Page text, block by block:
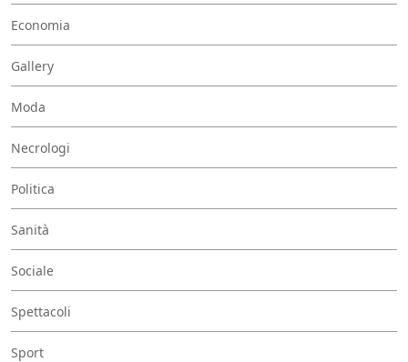
Economia
Gallery
Moda
Necrologi
Politica
Sanità
Sociale
Spettacoli
Sport